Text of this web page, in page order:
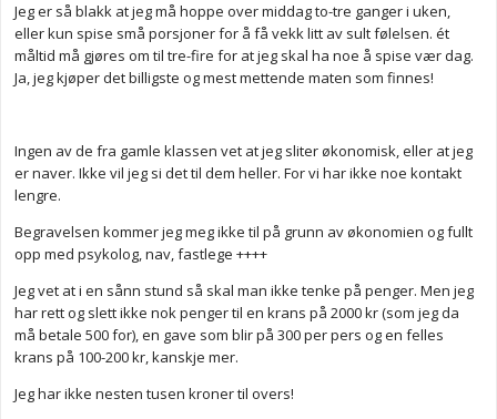
Jeg er så blakk at jeg må hoppe over middag to-tre ganger i uken,
eller kun spise små porsjoner for å få vekk litt av sult følelsen. ét
måltid må gjøres om til tre-fire for at jeg skal ha noe å spise vær dag.
Ja, jeg kjøper det billigste og mest mettende maten som finnes!
Ingen av de fra gamle klassen vet at jeg sliter økonomisk, eller at jeg
er naver. Ikke vil jeg si det til dem heller. For vi har ikke noe kontakt
lengre.
Begravelsen kommer jeg meg ikke til på grunn av økonomien og fullt
opp med psykolog, nav, fastlege ++++
Jeg vet at i en sånn stund så skal man ikke tenke på penger. Men jeg
har rett og slett ikke nok penger til en krans på 2000 kr (som jeg da
må betale 500 for), en gave som blir på 300 per pers og en felles
krans på 100-200 kr, kanskje mer.
Jeg har ikke nesten tusen kroner til overs!